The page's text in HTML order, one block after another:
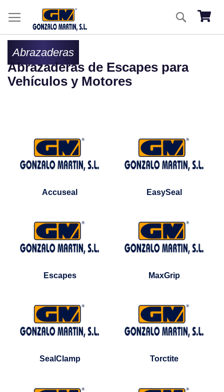
Mi
Buscar
Abrazaderas
Abrazaderas de Escapes para
Vehículos y Motores
Accuseal EasySeal
Escapes MaxGrip
SealClamp Torctite